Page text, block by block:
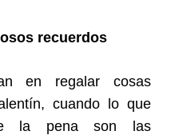
recuerdos
en regalar cosas
cuando lo que
la pena son las